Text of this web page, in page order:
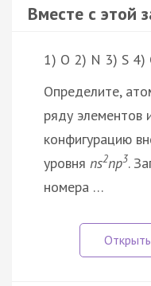
Вместе с этой
1) O 2) N 3) S 4)
Определите,
ряду элементов
конфигурацию
уровня ns2np3.
номера …